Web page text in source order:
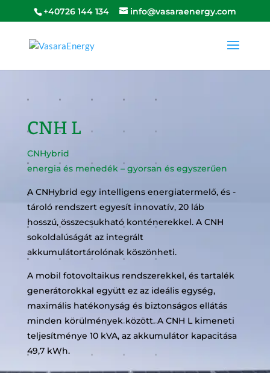
+40726 144 134 info@vasaraenergy.com
CNH L
CNHybrid
energia és menedék – gyorsan és egyszerűen
A CNHybrid egy intelligens energiatermelő, és -
tároló rendszert egyesít innovatív, 20 láb
hosszú, összecsukható konténerekkel. A CNH
sokoldalúságát az integrált
akkumulátortárolónak köszönheti.
A mobil fotovoltaikus rendszerekkel, és tartalék
generátorokkal együtt ez az ideális egység,
maximális hatékonyság és biztonságos ellátás
minden körülmények között. A CNH L kimeneti
teljesítménye 10 kVA, az akkumulátor kapacitása
49,7 kWh.